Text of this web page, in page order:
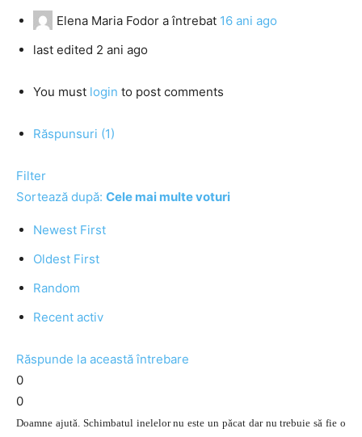
Elena Maria Fodor a întrebat 16 ani ago
last edited 2 ani ago
You must login to post comments
Răspunsuri (1)
Filter
Sortează după: Cele mai multe voturi
Newest First
Oldest First
Random
Recent activ
Răspunde la această întrebare
0
0
Doamne ajută. Schimbatul inelelor nu este un păcat dar nu trebuie să fie o